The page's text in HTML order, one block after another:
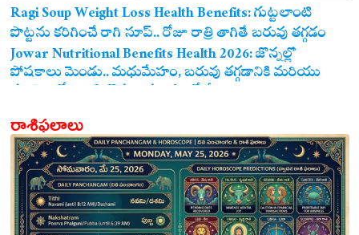
Ragi Soup Weight Loss Health Benefits: గుట్టలాంటి
పొట్టను కరిగించే రాగి సూప్.. రోజూ రాత్రి తాగితే బరువు తగ్గడం
ఖాయం!
Jowar Nutritional Benefits Health 2026: జొన్నల్లో
పోషకాలు మెండు.. మధుమేహం, బరువు తగ్గడానికి మరియు
గుండె ఆరోగ్యానికి జొన్న అన్నం ఎంతో మేలు!
రాశిఫలాలు